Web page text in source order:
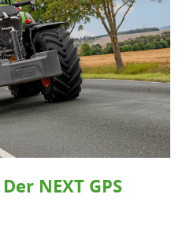
NEXT GPS